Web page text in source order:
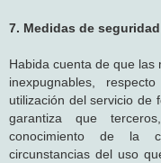
7. Medidas de seguridad
Habida cuenta de que
inexpugnables,
utilización del servicio de
garantiza que
conocimiento de la
circunstancias del uso